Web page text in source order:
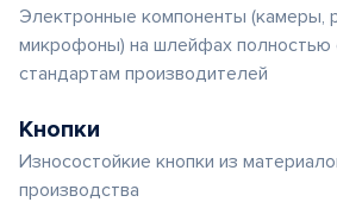
Электронные компоненты (камеры,
микрофоны) на шлейфах полностью
стандартам производителей
Кнопки
Износостойкие кнопки из
производства